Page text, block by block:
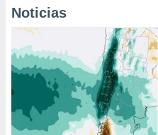
Noticias